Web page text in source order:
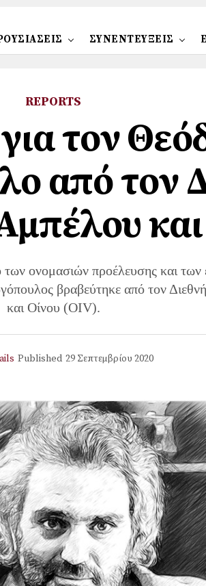
ΣΥΝΕΝΤΕΥΞΕΙΣ
REPORTS
τον
από τον
των ονομασιών προέλευσης και
βραβεύτηκε από τον
και Οίνου (OIV).
Published 29 Σεπτεμβρίου 2020